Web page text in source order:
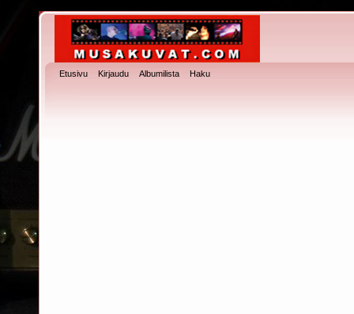
Etusivu Kirjaudu Albumilista Haku